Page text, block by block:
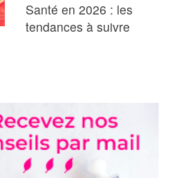
Santé en 2026 : les
tendances à suivre